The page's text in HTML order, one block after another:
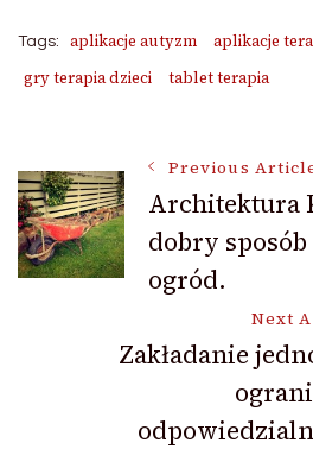
Tags: aplikacje autyzm aplikacje
gry terapia dzieci
tablet terapia
Post
Navigation
Previous
Architektura
dobry
ogród.
Next
Zakładanie